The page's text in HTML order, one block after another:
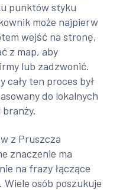
punktów styku
może najpierw
wejść na stronę,
z map, aby
lub zadzwonić.
cały ten proces był
do lokalnych
z Pruszcza
znaczenie ma
na frazy łączące
osób poszukuje